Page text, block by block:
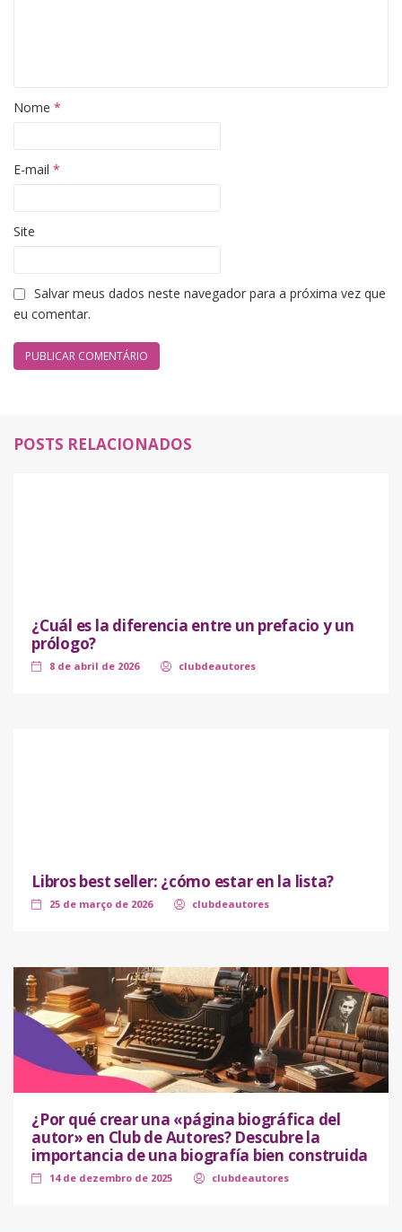
Nome *
E-mail *
Site
Salvar meus dados neste navegador para a próxima vez que
eu comentar.
POSTS RELACIONADOS
¿Cuál es la diferencia entre un prefacio y un
prólogo?
8 de abril de 2026 clubdeautores
Libros best seller: ¿cómo estar en la lista?
25 de março de 2026 clubdeautores
¿Por qué crear una «página biográfica del
autor» en Club de Autores? Descubre la
importancia de una biografía bien construida
14 de dezembro de 2025 clubdeautores